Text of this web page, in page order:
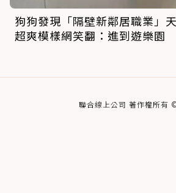
狗狗發現「隔壁新鄰居職業」
超爽模樣網笑翻：進到遊樂園
聯合線上公司 著作權所有